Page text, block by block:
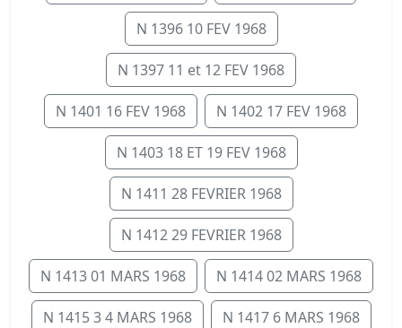
N 1396 10 FEV 1968
N 1397 11 et 12 FEV 1968
N 1401 16 FEV 1968 N 1402 17 FEV 1968
N 1403 18 ET 19 FEV 1968
N 1411 28 FEVRIER 1968
N 1412 29 FEVRIER 1968
N 1413 01 MARS 1968 N 1414 02 MARS 1968
N 1415 3 4 MARS 1968 N 1417 6 MARS 1968